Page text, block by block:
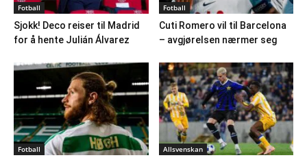
Fotball
Sjokk! Deco reiser til Madrid
for å hente Julián Álvarez
Fotball
Cuti Romero vil til Barcelona
– avgjørelsen nærmer seg
Fotball Allsvenskan